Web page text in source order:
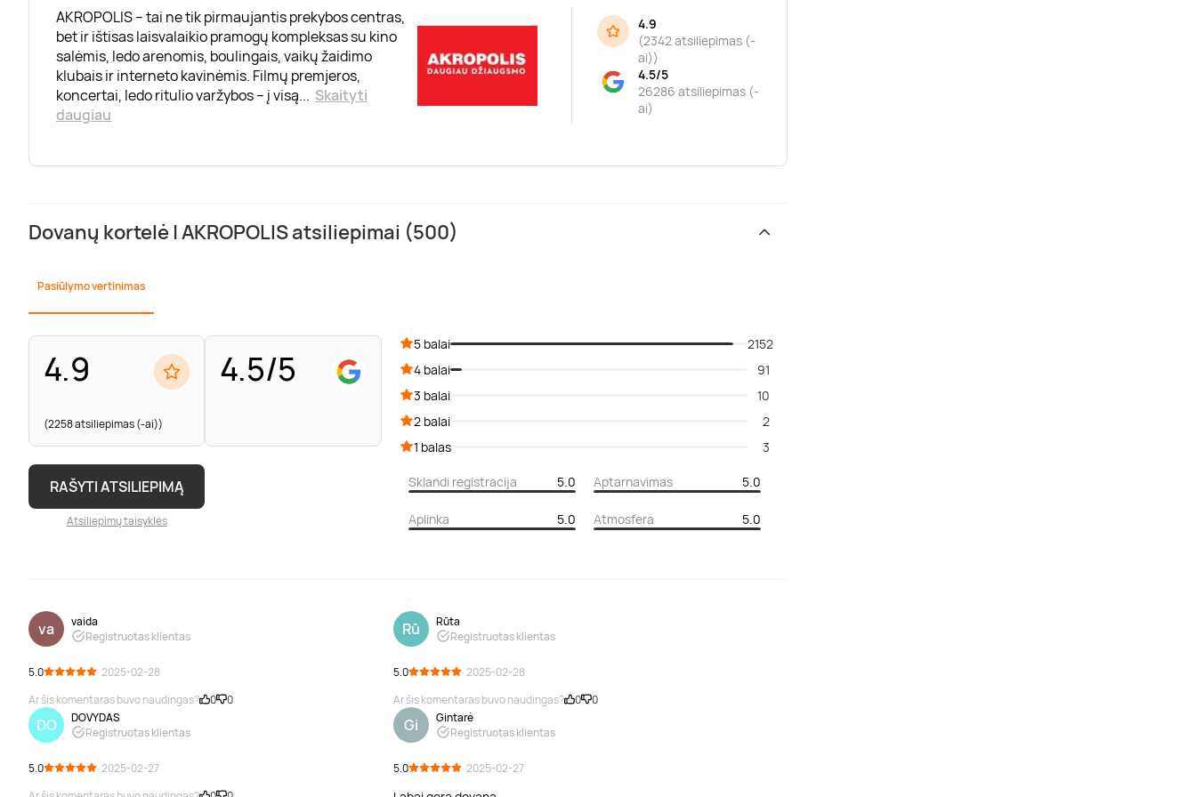
AKROPOLIS – tai ne tik pirmaujantis prekybos centras,
bet ir ištisas laisvalaikio pramogų kompleksas su kino
salėmis, ledo arenomis, boulingais, vaikų žaidimo
klubais ir interneto kavinėmis. Filmų premjeros,
koncertai, ledo ritulio varžybos – į visą... Skaityti
daugiau
4.9
(2342 atsiliepimas (-
ai))
4.5/5
26286 atsiliepimas (-
ai)
Dovanų kortelė | AKROPOLIS atsiliepimai (500)
Pasiūlymo vertinimas
4.9
(2258 atsiliepimas (-ai))
4.5/5
RAŠYTI ATSILIEPIMĄ
Atsiliepimų taisyklės
5 balai
2152
4 balai
91
3 balai
10
2 balai
2
1 balas
3
Sklandi registracija 5.0 Aptarnavimas 5.0
Aplinka 5.0 Atmosfera 5.0
va
vaida
Registruotas klientas
5.0
· 2025-02-28
Ar šis komentaras buvo naudingas?
0 0
Rū
Rūta
Registruotas klientas
5.0
· 2025-02-28
Ar šis komentaras buvo naudingas?
0 0
DO
DOVYDAS
Registruotas klientas
5.0
· 2025-02-27
Gi
Gintarė
Registruotas klientas
5.0 · 2025-02-27